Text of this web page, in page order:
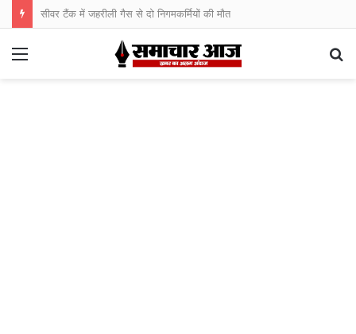
सीवर टैंक में जहरीली गैस से दो निगमकर्मियों की मौत
Menu